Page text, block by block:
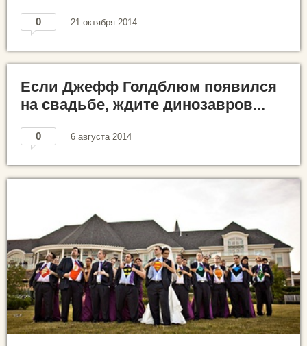
0 21 октября 2014
Если Джефф Голдблюм появился
на свадьбе, ждите динозавров...
0 6 августа 2014